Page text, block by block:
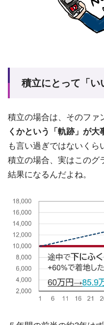
積立にとって「い
積立の場合は、そのファ
くかという「軌跡」が大
も言い過ぎではないくら
積立の場合、実はこのグ
結果になるんだよね。